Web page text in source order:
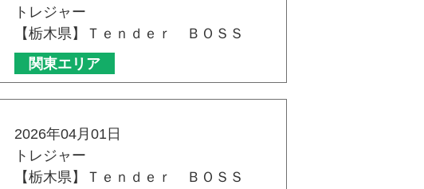
トレジャー
【栃木県】Ｔｅｎｄｅｒ ＢＯＳＳ
関東エリア
2026年04月01日
トレジャー
【栃木県】Ｔｅｎｄｅｒ ＢＯＳＳ